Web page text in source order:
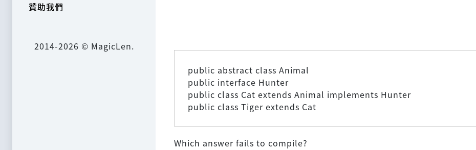
贊助我們
2014-2026 © MagicLen.
public abstract class Animal
public interface Hunter
public class Cat extends Animal implements Hunter
public class Tiger extends Cat
Which answer fails to compile?